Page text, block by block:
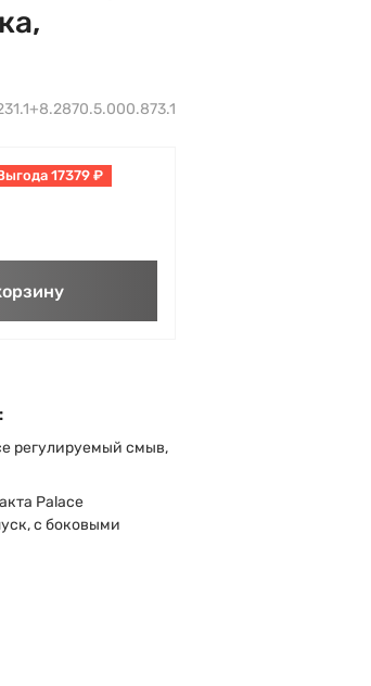
17379 ₽
регулируемый смыв,
Palace
с боковыми